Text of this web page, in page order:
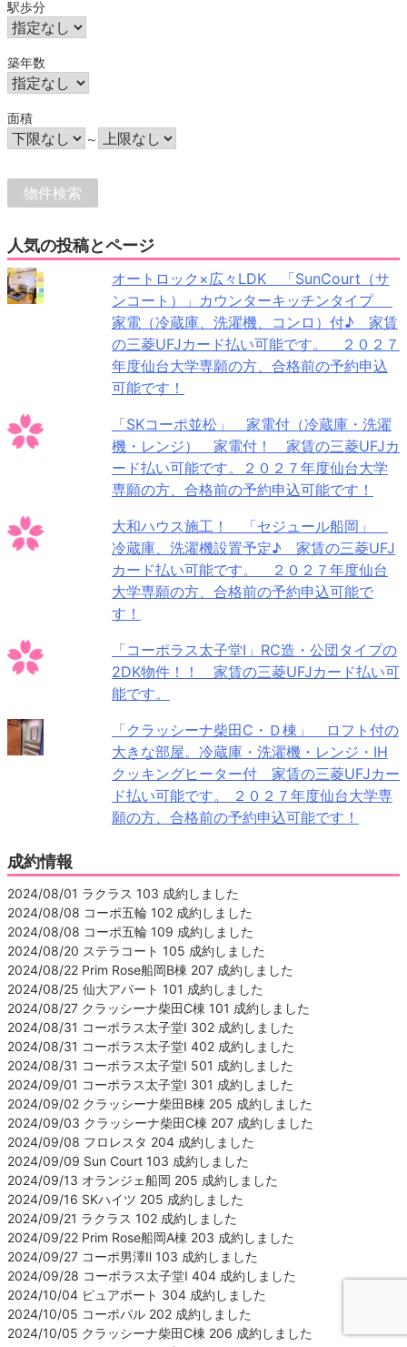
駅歩分
築年数
面積
～
人気の投稿とページ
オートロック×広々LDK 「SunCourt（サ
ンコート）」カウンターキッチンタイプ
家電（冷蔵庫、洗濯機、コンロ）付♪ 家賃
の三菱UFJカード払い可能です。 ２０２７
年度仙台大学専願の方、合格前の予約申込
可能です！
「SKコーポ並松」 家電付（冷蔵庫・洗濯
機・レンジ） 家電付！ 家賃の三菱UFJカ
ード払い可能です。２０２７年度仙台大学
専願の方、合格前の予約申込可能です！
大和ハウス施工！ 「セジュール船岡」
冷蔵庫、洗濯機設置予定♪ 家賃の三菱UFJ
カード払い可能です。 ２０２７年度仙台
大学専願の方、合格前の予約申込可能で
す！
「コーポラス太子堂Ⅰ」RC造・公団タイプの
2DK物件！！ 家賃の三菱UFJカード払い可
能です。
「クラッシーナ柴田C・Ｄ棟」 ロフト付の
大きな部屋。冷蔵庫・洗濯機・レンジ・IH
クッキングヒーター付 家賃の三菱UFJカー
ド払い可能です。 ２０２７年度仙台大学専
願の方、合格前の予約申込可能です！
成約情報
2024/08/01 ラクラス 103 成約しました
2024/08/08 コーポ五輪 102 成約しました
2024/08/08 コーポ五輪 109 成約しました
2024/08/20 ステラコート 105 成約しました
2024/08/22 Prim Rose船岡B棟 207 成約しました
2024/08/25 仙大アパート 101 成約しました
2024/08/27 クラッシーナ柴田C棟 101 成約しました
2024/08/31 コーポラス太子堂Ⅰ 302 成約しました
2024/08/31 コーポラス太子堂Ⅰ 402 成約しました
2024/08/31 コーポラス太子堂Ⅰ 501 成約しました
2024/09/01 コーポラス太子堂Ⅰ 301 成約しました
2024/09/02 クラッシーナ柴田B棟 205 成約しました
2024/09/03 クラッシーナ柴田C棟 207 成約しました
2024/09/08 フロレスタ 204 成約しました
2024/09/09 Sun Court 103 成約しました
2024/09/13 オランジェ船岡 205 成約しました
2024/09/16 SKハイツ 205 成約しました
2024/09/21 ラクラス 102 成約しました
2024/09/22 Prim Rose船岡A棟 203 成約しました
2024/09/27 コーポ男澤Ⅱ 103 成約しました
2024/09/28 コーポラス太子堂Ⅰ 404 成約しました
2024/10/04 ピュアポート 304 成約しました
2024/10/05 コーポパル 202 成約しました
2024/10/05 クラッシーナ柴田C棟 206 成約しました